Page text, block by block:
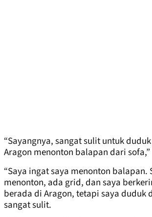
“Sayangnya, sangat sulit untuk
Aragon menonton balapan dari
“Saya ingat saya menonton balapan.
menonton, ada grid, dan saya
berada di Aragon, tetapi saya duduk
sangat sulit.